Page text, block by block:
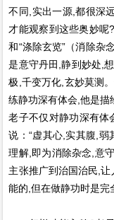
不同,实出一源,都很深
才能观察到这些奥妙呢
和“涤除玄览”（消除杂
是意守丹田,静到妙处,
极,千变万化,玄妙莫测
练静功深有体会,他是描
老子不仅对静功深有体
说：“虚其心,实其腹,弱
理解,即为消除杂念,意
主张推广到治国治民,让
能的,但在做静功时是完